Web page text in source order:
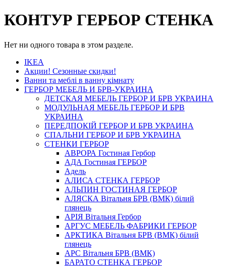
КОНТУР ГЕРБОР СТЕНКА
Нет ни одного товара в этом разделе.
IKEA
Акции! Сезонные скидки!
Ванни та меблі в ванну кімнату
ГЕРБОР МЕБЕЛЬ И БРВ-УКРАИНА
ДЕТСКАЯ МЕБЕЛЬ ГЕРБОР И БРВ УКРАИНА
МОДУЛЬНАЯ МЕБЕЛЬ ГЕРБОР И БРВ
УКРАИНА
ПЕРЕДПОКІЙ ГЕРБОР И БРВ УКРАИНА
СПАЛЬНИ ГЕРБОР И БРВ УКРАИНА
СТЕНКИ ГЕРБОР
АВРОРА Гостиная Гербор
АДА Гостиная ГЕРБОР
Адель
АЛИСА СТЕНКА ГЕРБОР
АЛЬПИН ГОСТИНАЯ ГЕРБОР
АЛЯСКА Вітальня БРВ (ВМК) білий
глянець
АРIЯ Вітальня Гербор
АРГУС МЕБЕЛЬ ФАБРИКИ ГЕРБОР
АРКТИКА Вітальня БРВ (ВМК) білий
глянець
АРС Вітальня БРВ (ВМК)
БАРАТО СТЕНКА ГЕРБОР